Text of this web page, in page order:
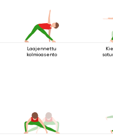
Laajennettu
kolmioasento